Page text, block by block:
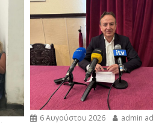
6 Αυγούστου 2026 admin